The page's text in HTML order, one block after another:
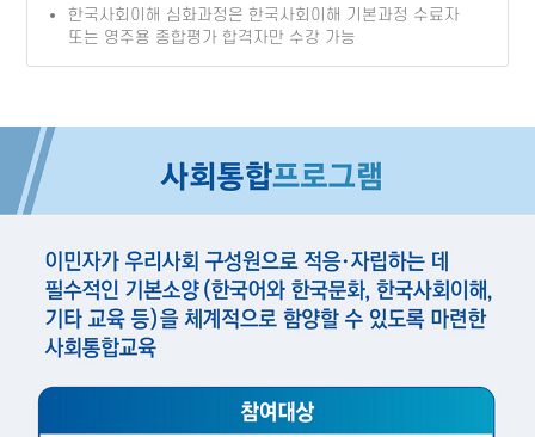
한국사회이해 심화과정은 한국사회이해 기본과정 수료자
또는 영주용 종합평가 합격자만 수강 가능